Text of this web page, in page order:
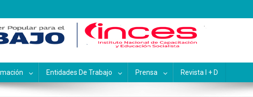
Capacitación y Educación
Entidades De Trabajo Prensa Revista I + D